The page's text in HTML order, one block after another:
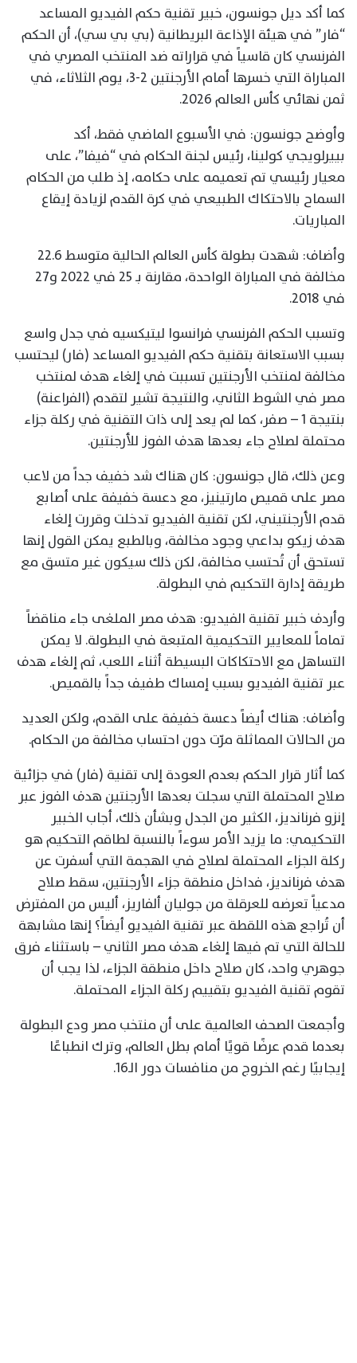
كما أكد ديل جونسون، خبير تقنية حكم الفيديو المساعد
“فار” في هيئة الإذاعة البريطانية (بي بي سي)، أن الحكم
الفرنسي كان قاسياً في قراراته ضد المنتخب المصري في
المباراة التي خسرها أمام الأرجنتين 2-3، يوم الثلاثاء، في
ثمن نهائي كأس العالم 2026.
وأوضح جونسون: في الأسبوع الماضي فقط، أكد
بييرلويجي كولينا، رئيس لجنة الحكام في “فيفا”، على
معيار رئيسي تم تعميمه على حكامه، إذ طلب من الحكام
السماح بالاحتكاك الطبيعي في كرة القدم لزيادة إيقاع
المباريات.
وأضاف: شهدت بطولة كأس العالم الحالية متوسط 22.6
مخالفة في المباراة الواحدة، مقارنة بـ 25 في 2022 و27
في 2018.
وتسبب الحكم الفرنسي فرانسوا ليتيكسيه في جدل واسع
بسبب الاستعانة بتقنية حكم الفيديو المساعد (فار) ليحتسب
مخالفة لمنتخب الأرجنتين تسببت في إلغاء هدف لمنتخب
مصر في الشوط الثاني، والنتيجة تشير لتقدم (الفراعنة)
بنتيجة 1 – صفر، كما لم يعد إلى ذات التقنية في ركلة جزاء
محتملة لصلاح جاء بعدها هدف الفوز للأرجنتين.
وعن ذلك، قال جونسون: كان هناك شد خفيف جداً من لاعب
مصر على قميص مارتينيز، مع دعسة خفيفة على أصابع
قدم الأرجنتيني، لكن تقنية الفيديو تدخلت وقررت إلغاء
هدف زيكو بداعي وجود مخالفة، وبالطبع يمكن القول إنها
تستحق أن تُحتسب مخالفة، لكن ذلك سيكون غير متسق مع
طريقة إدارة التحكيم في البطولة.
وأردف خبير تقنية الفيديو: هدف مصر الملغى جاء مناقضاً
تماماً للمعايير التحكيمية المتبعة في البطولة. لا يمكن
التساهل مع الاحتكاكات البسيطة أثناء اللعب، ثم إلغاء هدف
عبر تقنية الفيديو بسبب إمساك طفيف جداً بالقميص.
وأضاف: هناك أيضاً دعسة خفيفة على القدم، ولكن العديد
من الحالات المماثلة مرّت دون احتساب مخالفة من الحكام.
كما أثار قرار الحكم بعدم العودة إلى تقنية (فار) في جزائية
صلاح المحتملة التي سجلت بعدها الأرجنتين هدف الفوز عبر
إنزو فرنانديز، الكثير من الجدل وبشأن ذلك، أجاب الخبير
التحكيمي: ما يزيد الأمر سوءاً بالنسبة لطاقم التحكيم هو
ركلة الجزاء المحتملة لصلاح في الهجمة التي أسفرت عن
هدف فرنانديز، فداخل منطقة جزاء الأرجنتين، سقط صلاح
مدعياً تعرضه للعرقلة من جوليان ألفاريز، أليس من المفترض
أن تُراجع هذه اللقطة عبر تقنية الفيديو أيضاً؟ إنها مشابهة
للحالة التي تم فيها إلغاء هدف مصر الثاني – باستثناء فرق
جوهري واحد، كان صلاح داخل منطقة الجزاء، لذا يجب أن
تقوم تقنية الفيديو بتقييم ركلة الجزاء المحتملة.
وأجمعت الصحف العالمية على أن منتخب مصر ودع البطولة
بعدما قدم عرضًا قويًا أمام بطل العالم، وترك انطباعًا
إيجابيًا رغم الخروج من منافسات دور الـ16.